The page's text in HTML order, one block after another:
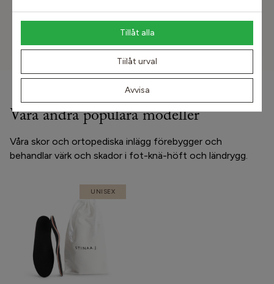
Tillåt alla
Tiilåt urval
Avvisa
Hitta
Våra andra populära modeller
Våra skor och ortopediska inlägg förebygger och
behandlar värk och skador i fot-knä-höft och ländrygg.
UNISEX